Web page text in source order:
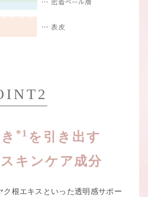
*1 を引き出す
キンケア成分
ク根エキスといった透明感サポー